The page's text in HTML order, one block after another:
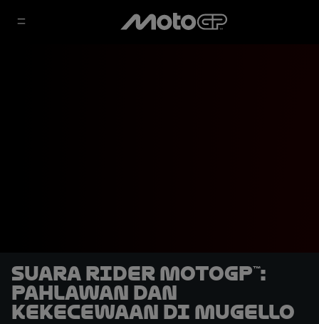
Suara Rider MotoGP™:
Pahlawan dan
Kekecewaan di Mugello